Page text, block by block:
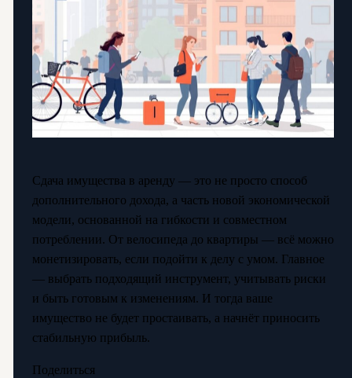
Сдача имущества в аренду — это не просто способ
дополнительного дохода, а часть новой экономической
модели, основанной на гибкости и совместном
потреблении. От велосипеда до квартиры — всё можно
монетизировать, если подойти к делу с умом. Главное
— выбрать подходящий инструмент, учитывать риски
и быть готовым к изменениям. И тогда ваше
имущество не будет простаивать, а начнёт приносить
стабильную прибыль.
Поделиться